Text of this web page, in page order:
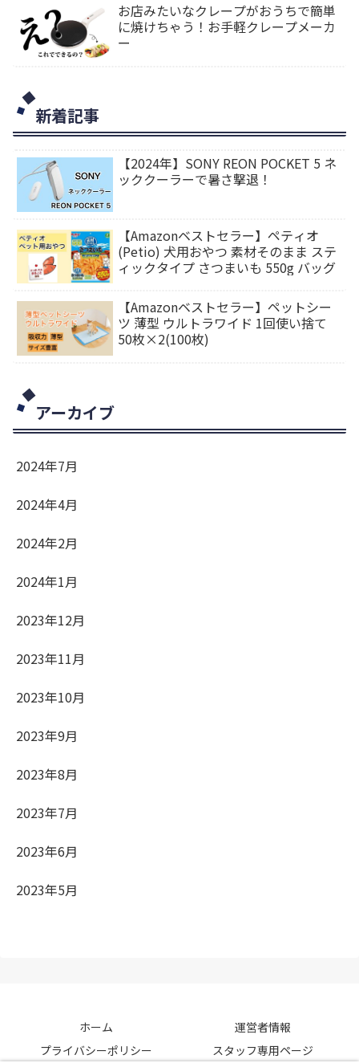
お店みたいなクレープがおうちで簡単
に焼けちゃう！お手軽クレープメーカ
ー
新着記事
【2024年】SONY REON POCKET 5 ネ
ッククーラーで暑さ撃退！
【Amazonベストセラー】ペティオ
(Petio) 犬用おやつ 素材そのまま ステ
ィックタイプ さつまいも 550g バッグ
【Amazonベストセラー】ペットシー
ツ 薄型 ウルトラワイド 1回使い捨て
50枚×2(100枚)
アーカイブ
2024年7月
2024年4月
2024年2月
2024年1月
2023年12月
2023年11月
2023年10月
2023年9月
2023年8月
2023年7月
2023年6月
2023年5月
ホーム
運営者情報
プライバシーポリシー
スタッフ専用ページ